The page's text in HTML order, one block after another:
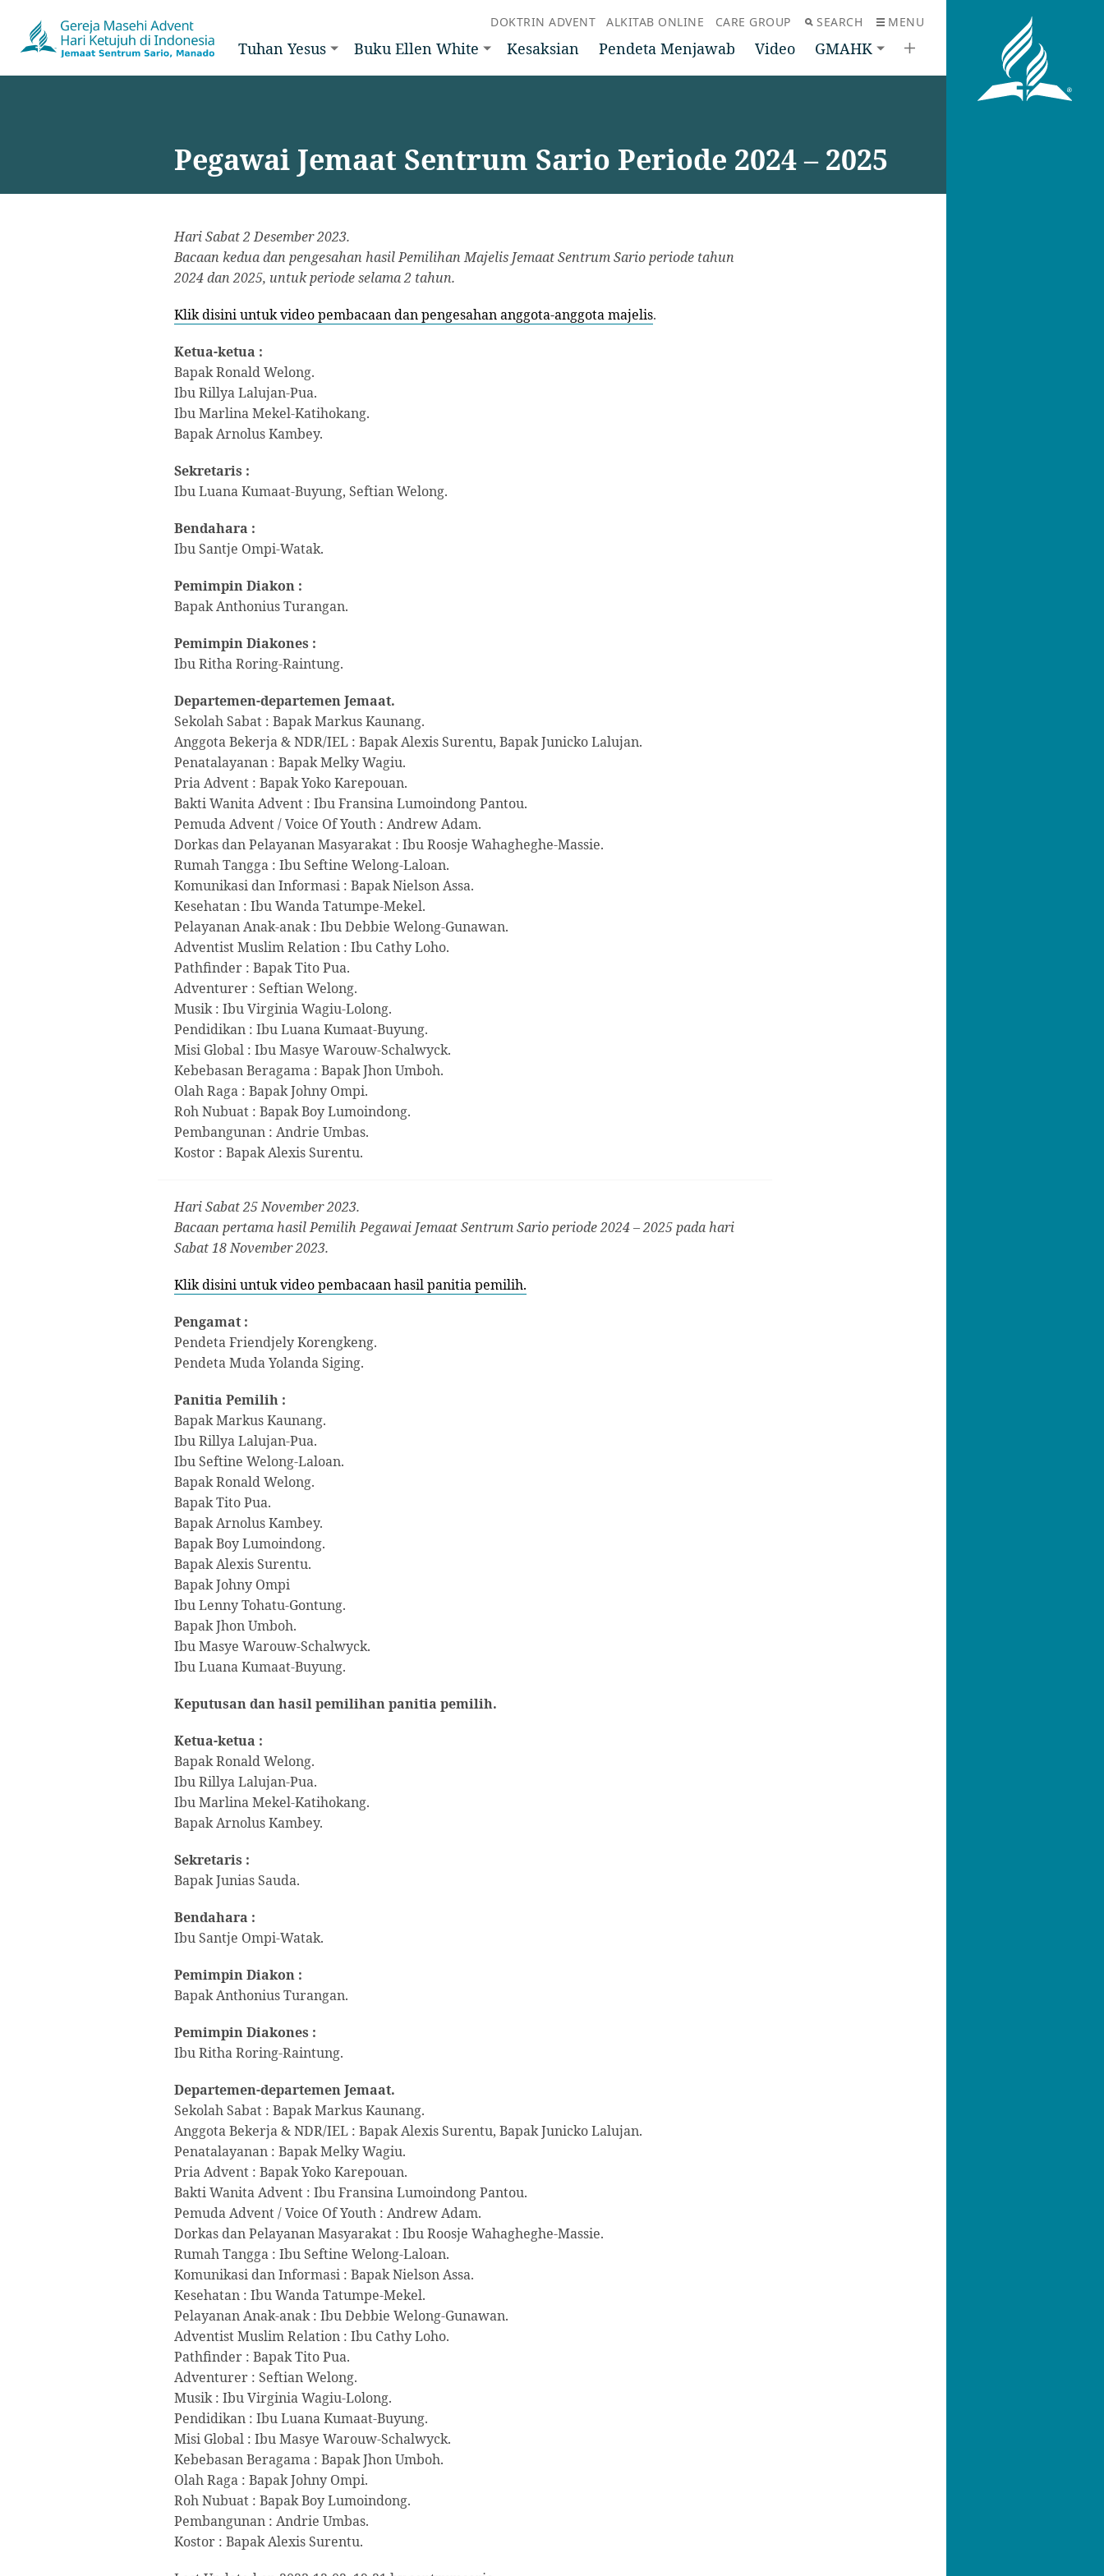
DOKTRIN ADVENT ALKITAB ONLINE CARE GROUP SEARCH MENU
Tuhan Yesus Buku Ellen White Kesaksian Pendeta Menjawab Video GMAHK
Pegawai Jemaat Sentrum Sario Periode 2024 – 2025
Hari Sabat 2 Desember 2023.
Bacaan kedua dan pengesahan hasil Pemilihan Majelis Jemaat Sentrum Sario periode tahun
2024 dan 2025, untuk periode selama 2 tahun.
Klik disini untuk video pembacaan dan pengesahan anggota-anggota majelis.
Ketua-ketua :
Bapak Ronald Welong.
Ibu Rillya Lalujan-Pua.
Ibu Marlina Mekel-Katihokang.
Bapak Arnolus Kambey.
Sekretaris :
Ibu Luana Kumaat-Buyung, Seftian Welong.
Bendahara :
Ibu Santje Ompi-Watak.
Pemimpin Diakon :
Bapak Anthonius Turangan.
Pemimpin Diakones :
Ibu Ritha Roring-Raintung.
Departemen-departemen Jemaat.
Sekolah Sabat : Bapak Markus Kaunang.
Anggota Bekerja & NDR/IEL : Bapak Alexis Surentu, Bapak Junicko Lalujan.
Penatalayanan : Bapak Melky Wagiu.
Pria Advent : Bapak Yoko Karepouan.
Bakti Wanita Advent : Ibu Fransina Lumoindong Pantou.
Pemuda Advent / Voice Of Youth : Andrew Adam.
Dorkas dan Pelayanan Masyarakat : Ibu Roosje Wahagheghe-Massie.
Rumah Tangga : Ibu Seftine Welong-Laloan.
Komunikasi dan Informasi : Bapak Nielson Assa.
Kesehatan : Ibu Wanda Tatumpe-Mekel.
Pelayanan Anak-anak : Ibu Debbie Welong-Gunawan.
Adventist Muslim Relation : Ibu Cathy Loho.
Pathfinder : Bapak Tito Pua.
Adventurer : Seftian Welong.
Musik : Ibu Virginia Wagiu-Lolong.
Pendidikan : Ibu Luana Kumaat-Buyung.
Misi Global : Ibu Masye Warouw-Schalwyck.
Kebebasan Beragama : Bapak Jhon Umboh.
Olah Raga : Bapak Johny Ompi.
Roh Nubuat : Bapak Boy Lumoindong.
Pembangunan : Andrie Umbas.
Kostor : Bapak Alexis Surentu.
Hari Sabat 25 November 2023.
Bacaan pertama hasil Pemilih Pegawai Jemaat Sentrum Sario periode 2024 – 2025 pada hari
Sabat 18 November 2023.
Klik disini untuk video pembacaan hasil panitia pemilih.
Pengamat :
Pendeta Friendjely Korengkeng.
Pendeta Muda Yolanda Siging.
Panitia Pemilih :
Bapak Markus Kaunang.
Ibu Rillya Lalujan-Pua.
Ibu Seftine Welong-Laloan.
Bapak Ronald Welong.
Bapak Tito Pua.
Bapak Arnolus Kambey.
Bapak Boy Lumoindong.
Bapak Alexis Surentu.
Bapak Johny Ompi
Ibu Lenny Tohatu-Gontung.
Bapak Jhon Umboh.
Ibu Masye Warouw-Schalwyck.
Ibu Luana Kumaat-Buyung.
Keputusan dan hasil pemilihan panitia pemilih.
Ketua-ketua :
Bapak Ronald Welong.
Ibu Rillya Lalujan-Pua.
Ibu Marlina Mekel-Katihokang.
Bapak Arnolus Kambey.
Sekretaris :
Bapak Junias Sauda.
Bendahara :
Ibu Santje Ompi-Watak.
Pemimpin Diakon :
Bapak Anthonius Turangan.
Pemimpin Diakones :
Ibu Ritha Roring-Raintung.
Departemen-departemen Jemaat.
Sekolah Sabat : Bapak Markus Kaunang.
Anggota Bekerja & NDR/IEL : Bapak Alexis Surentu, Bapak Junicko Lalujan.
Penatalayanan : Bapak Melky Wagiu.
Pria Advent : Bapak Yoko Karepouan.
Bakti Wanita Advent : Ibu Fransina Lumoindong Pantou.
Pemuda Advent / Voice Of Youth : Andrew Adam.
Dorkas dan Pelayanan Masyarakat : Ibu Roosje Wahagheghe-Massie.
Rumah Tangga : Ibu Seftine Welong-Laloan.
Komunikasi dan Informasi : Bapak Nielson Assa.
Kesehatan : Ibu Wanda Tatumpe-Mekel.
Pelayanan Anak-anak : Ibu Debbie Welong-Gunawan.
Adventist Muslim Relation : Ibu Cathy Loho.
Pathfinder : Bapak Tito Pua.
Adventurer : Seftian Welong.
Musik : Ibu Virginia Wagiu-Lolong.
Pendidikan : Ibu Luana Kumaat-Buyung.
Misi Global : Ibu Masye Warouw-Schalwyck.
Kebebasan Beragama : Bapak Jhon Umboh.
Olah Raga : Bapak Johny Ompi.
Roh Nubuat : Bapak Boy Lumoindong.
Pembangunan : Andrie Umbas.
Kostor : Bapak Alexis Surentu.